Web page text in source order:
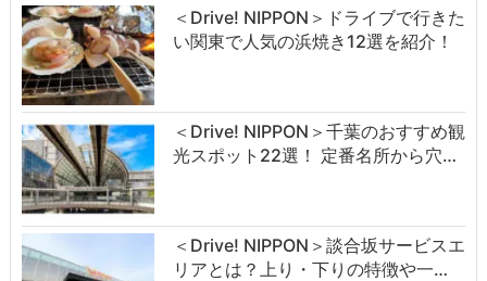
＜Drive! NIPPON＞ドライブで行きた
い関東で人気の浜焼き12選を紹介！
＜Drive! NIPPON＞千葉のおすすめ観
光スポット22選！ 定番名所から穴…
＜Drive! NIPPON＞談合坂サービスエ
リアとは？上り・下りの特徴や一…